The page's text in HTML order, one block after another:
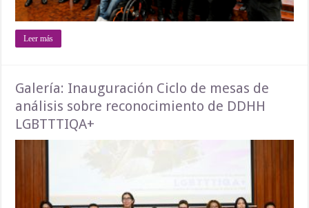
Leer más
Galería: Inauguración Ciclo de mesas de
análisis sobre reconocimiento de DDHH
LGBTTTIQA+